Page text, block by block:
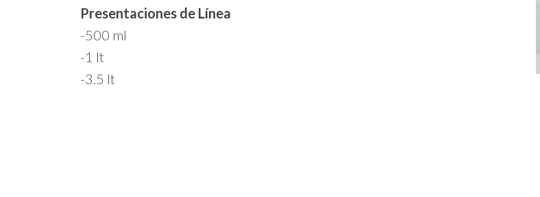
Presentaciones de Línea
-500 ml
-1 lt
-3.5 lt